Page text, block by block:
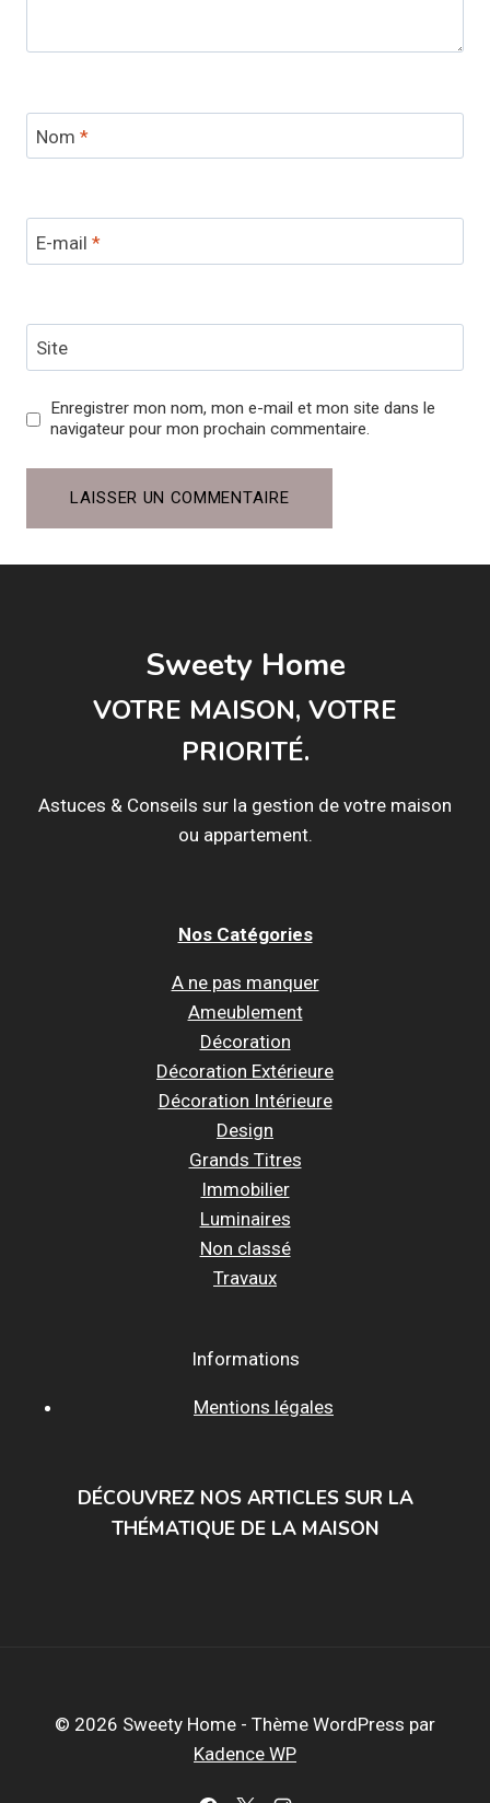
Nom *
E-mail *
Site
Enregistrer mon nom, mon e-mail et mon site dans le
navigateur pour mon prochain commentaire.
Sweety Home
VOTRE MAISON, VOTRE
PRIORITÉ.
Astuces & Conseils sur la gestion de votre maison
ou appartement.
Nos Catégories
A ne pas manquer
Ameublement
Décoration
Décoration Extérieure
Décoration Intérieure
Design
Grands Titres
Immobilier
Luminaires
Non classé
Travaux
Informations
Mentions légales
DÉCOUVREZ NOS ARTICLES SUR LA
THÉMATIQUE DE LA MAISON
© 2026 Sweety Home - Thème WordPress par
Kadence WP